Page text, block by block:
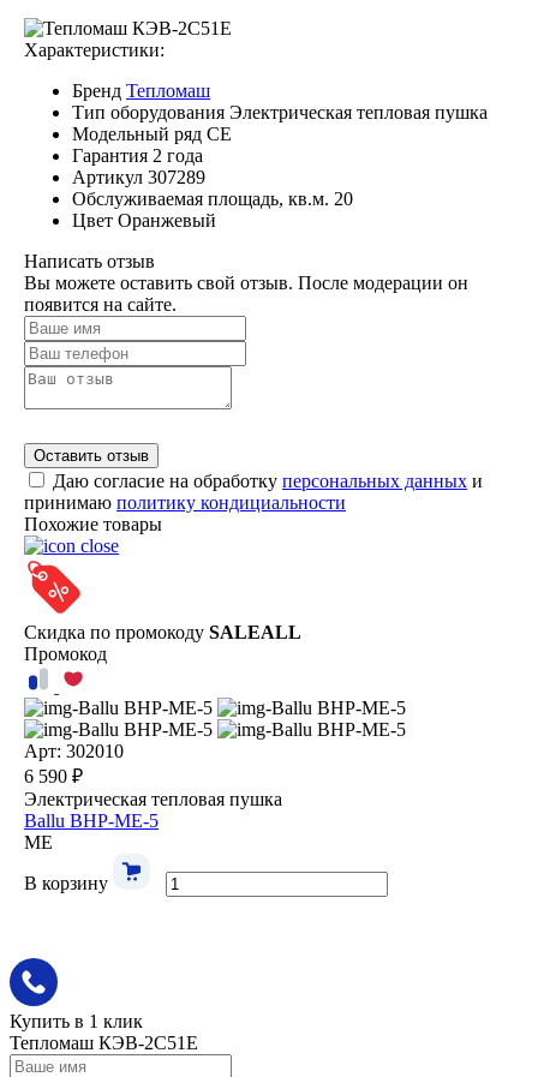
Характеристики:
Бренд Тепломаш
Тип оборудования Электрическая тепловая пушка
Модельный ряд СЕ
Гарантия 2 года
Артикул 307289
Обслуживаемая площадь, кв.м. 20
Цвет Оранжевый
Написать отзыв
Вы можете оставить свой отзыв. После модерации он
появится на сайте.
Оставить отзыв
Даю согласие на обработку персональных данных и
принимаю политику кондициальности
Похожие товары
Скидка по промокоду SALEALL
Промокод
Арт: 302010
6 590 ₽
Электрическая тепловая пушка
Ballu BHP-ME-5
ME
В корзину
Купить в 1 клик
Тепломаш КЭВ-2С51Е